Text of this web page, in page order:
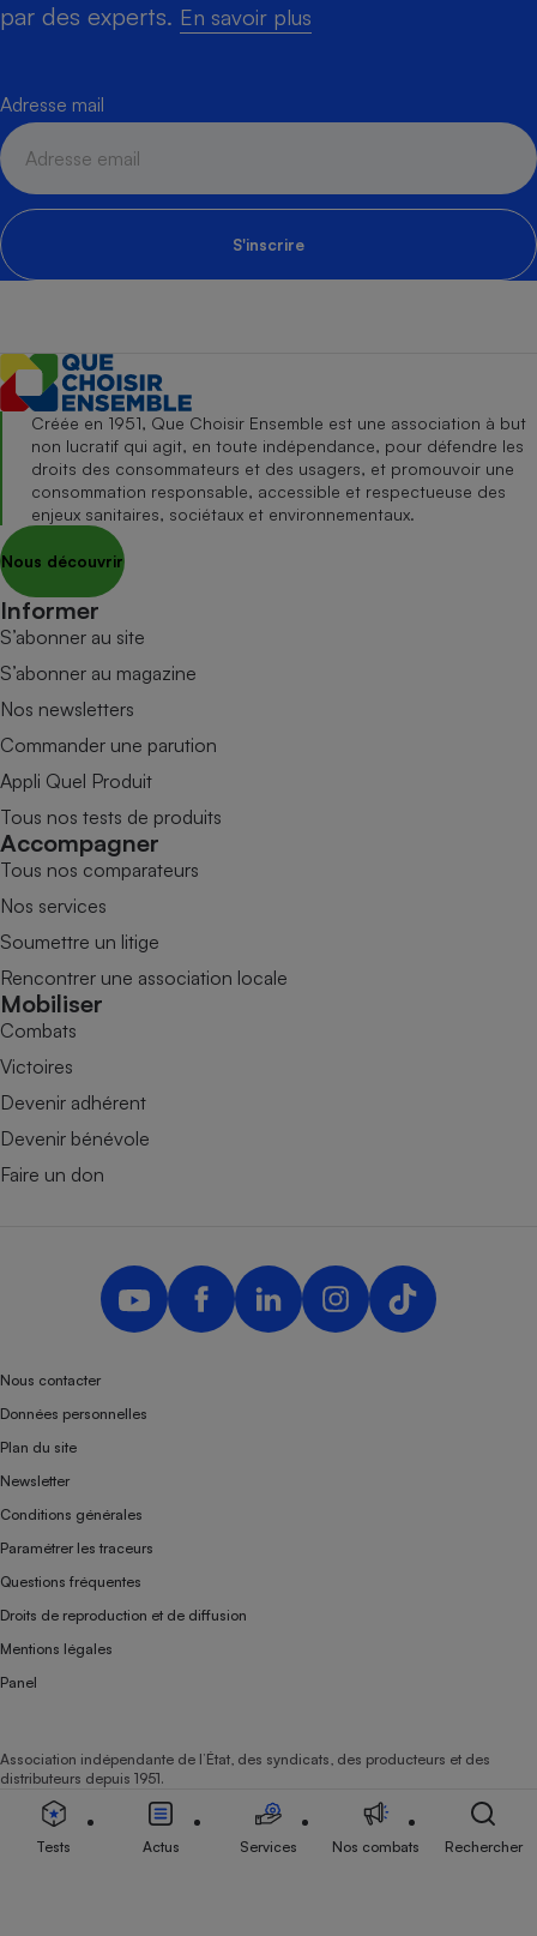
par des experts. En savoir plus
Adresse mail
S'inscrire
Créée en 1951, Que Choisir Ensemble est une association à but
non lucratif qui agit, en toute indépendance, pour défendre les
droits des consommateurs et des usagers, et promouvoir une
consommation responsable, accessible et respectueuse des
enjeux sanitaires, sociétaux et environnementaux.
Nous découvrir
Informer
S’abonner au site
S’abonner au magazine
Nos newsletters
Commander une parution
Appli Quel Produit
Tous nos tests de produits
Accompagner
Tous nos comparateurs
Nos services
Soumettre un litige
Rencontrer une association locale
Mobiliser
Combats
Victoires
Devenir adhérent
Devenir bénévole
Faire un don
Nous contacter
Données personnelles
Plan du site
Newsletter
Conditions générales
Paramétrer les traceurs
Questions fréquentes
Droits de reproduction et de diffusion
Mentions légales
Panel
Association indépendante de l’État, des syndicats, des producteurs et des
distributeurs depuis 1951.
Tests Actus Services Nos combats Rechercher